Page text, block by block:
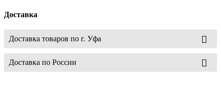
Доставка
Доставка товаров по г. Уфа
Доставка по России